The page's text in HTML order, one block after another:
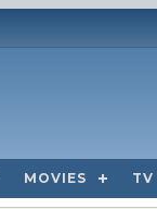
MOVIES TV